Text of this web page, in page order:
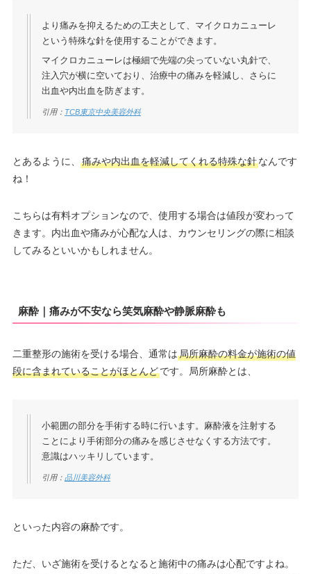
より痛みを抑えるための工夫として、マイクロカニューレ
という特殊な針を使用することができます。
マイクロカニューレは極細で先端の尖っていない丸針で、
注入穴が横に空いており、治療中の痛みを軽減し、さらに
出血や内出血を防ぎます。
引用： TCB東京中央美容外科
とあるように、 痛みや内出血を軽減してくれる特殊な針なんです
ね！
こちらは有料オプションなので、使用する場合は値段が変わって
きます。内出血や痛みが心配な人は、カウンセリングの際に相談
してみるといいかもしれません。
麻酔｜痛みが不安なら笑気麻酔や静脈麻酔も
二重整形の施術を受ける場合、通常は局所麻酔の料金が施術の値
段に含まれていることがほとんどです。局所麻酔とは、
小範囲の部分を手術する時に行います。麻酔液を注射する
ことにより手術部分の痛みを感じさせなくする方法です。
意識はハッキリしています。
引用： 品川美容外科
といった内容の麻酔です。
ただ、いざ施術を受けるとなると施術中の痛みは心配ですよね。